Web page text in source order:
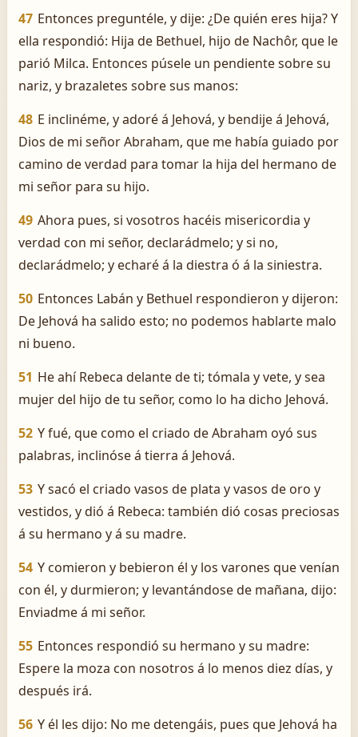
47 Entonces preguntéle, y dije: ¿De quién eres hija? Y
ella respondió: Hija de Bethuel, hijo de Nachôr, que le
parió Milca. Entonces púsele un pendiente sobre su
nariz, y brazaletes sobre sus manos:
48 E inclinéme, y adoré á Jehová, y bendije á Jehová,
Dios de mi señor Abraham, que me había guiado por
camino de verdad para tomar la hija del hermano de
mi señor para su hijo.
49 Ahora pues, si vosotros hacéis misericordia y
verdad con mi señor, declarádmelo; y si no,
declarádmelo; y echaré á la diestra ó á la siniestra.
50 Entonces Labán y Bethuel respondieron y dijeron:
De Jehová ha salido esto; no podemos hablarte malo
ni bueno.
51 He ahí Rebeca delante de ti; tómala y vete, y sea
mujer del hijo de tu señor, como lo ha dicho Jehová.
52 Y fué, que como el criado de Abraham oyó sus
palabras, inclinóse á tierra á Jehová.
53 Y sacó el criado vasos de plata y vasos de oro y
vestidos, y dió á Rebeca: también dió cosas preciosas
á su hermano y á su madre.
54 Y comieron y bebieron él y los varones que venían
con él, y durmieron; y levantándose de mañana, dijo:
Enviadme á mi señor.
55 Entonces respondió su hermano y su madre:
Espere la moza con nosotros á lo menos diez días, y
después irá.
56 Y él les dijo: No me detengáis, pues que Jehová ha